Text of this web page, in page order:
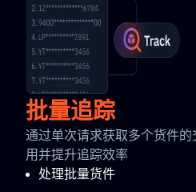
批量追踪
通过单次请求获取多个货件的
用并提升追踪效率
处理批量货件